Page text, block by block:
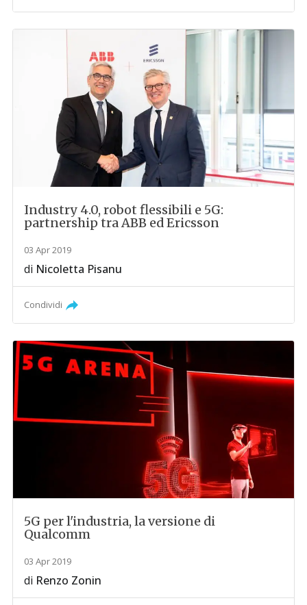
Industry 4.0, robot flessibili e 5G:
partnership tra ABB ed Ericsson
03 Apr 2019
di Nicoletta Pisanu
Condividi
5G per l'industria, la versione di
Qualcomm
03 Apr 2019
di Renzo Zonin